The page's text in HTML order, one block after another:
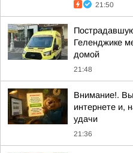
21:50
Геленджике
домой
21:48
Внимание!.
интернете и,
удачи
21:36